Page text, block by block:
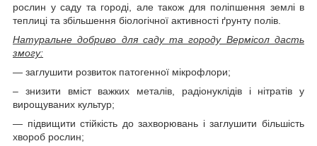
рослин у саду та городі, але також для поліпшення землі в
теплиці та збільшення біологічної активності ґрунту полів.
Натуральне добриво для саду та городу Вермісол дасть
змогу:
— заглушити розвиток патогенної мікрофлори;
– знизити вміст важких металів, радіонуклідів і нітратів у
вирощуваних культур;
— підвищити стійкість до захворювань і заглушити більшість
хвороб рослин;